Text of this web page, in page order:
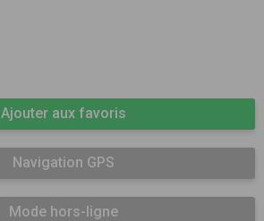
Ajouter aux favoris
Navigation GPS
Mode hors-ligne